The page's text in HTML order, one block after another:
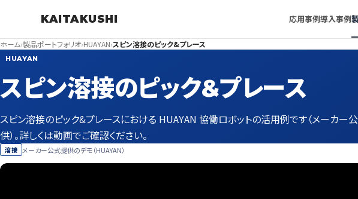
KAITAKUSHI 応用事例導入事例
ホーム›製品ポートフォリオ›HUAYAN›スピン溶接のピック&プレース
HUAYAN
スピン溶接のピック&プレース
スピン溶接のピック&プレースにおける HUAYAN 協働ロボットの活用例です（メーカー
供）。詳しくは動画でご確認ください。
溶接 メーカー公式提供のデモ（HUAYAN）